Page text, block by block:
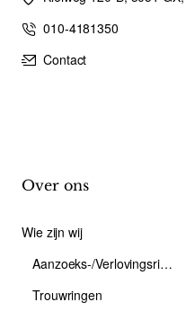
010-4181350
Contact
Over ons
Wie zijn wij
Aanzoeks-/Verlovingsring
Trouwringen